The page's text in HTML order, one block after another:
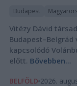
Budapest
Vitézy Dávid
kapcsolódó
előtt. Bővebben...
BELFÖLD 2026.